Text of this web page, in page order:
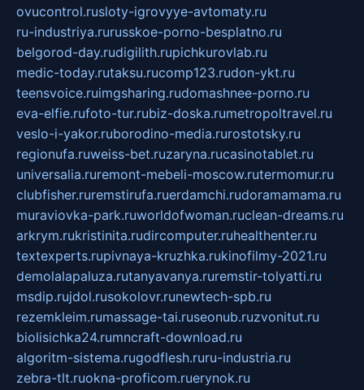
ovucontrol.rusloty-igrovyye-avtomaty.ru
ru-industriya.rurusskoe-porno-besplatno.ru
belgorod-day.rudigilith.rupichkurovlab.ru
medic-today.rutaksu.rucomp123.rudon-ykt.ru
teensvoice.ruimgsharing.rudomashnee-porno.ru
eva-elfie.rufoto-tur.rubiz-doska.rumetropoltravel.ru
veslo-i-yakor.ruborodino-media.rurostotsky.ru
regionufa.ruweiss-bet.ruzaryna.rucasinotablet.ru
universalia.ruremont-mebeli-moscow.rutermomur.ru
clubfisher.ruremstirufa.ruerdamchi.rudoramamama.ru
muraviovka-park.ruworldofwoman.ruclean-dreams.ru
arkrym.rukristinita.rudircomputer.ruhealthenter.ru
textexperts.rupivnaya-kruzhka.rukinofilmy-2021.ru
demolalapaluza.rutanyavanya.ruremstir-tolyatti.ru
msdip.rujdol.rusokolovr.runewtech-spb.ru
rezemkleim.rumassage-tai.ruseonub.ruzvonitut.ru
biolisichka24.rumncraft-download.ru
algoritm-sistema.rugodflesh.ruru-industria.ru
zebra-tlt.ruokna-proficom.ruerynok.ru